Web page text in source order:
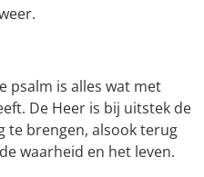
psalm is alles wat met
De Heer is bij uitstek de
te brengen, alsook terug
waarheid en het leven.